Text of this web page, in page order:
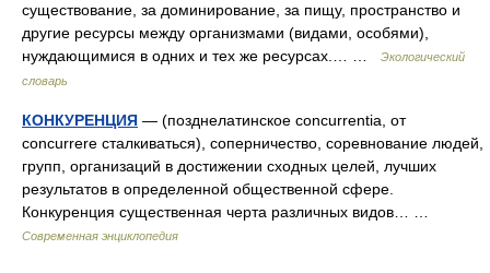
существование, за доминирование, за пищу, пространство и
другие ресурсы между организмами (видами, особями),
нуждающимися в одних и тех же ресурсах.… …
Экологический
словарь
КОНКУРЕНЦИЯ — (позднелатинское concurrentia, от
concurrere сталкиваться), соперничество, соревнование людей,
групп, организаций в достижении сходных целей, лучших
результатов в определенной общественной сфере.
Конкуренция существенная черта различных видов… …
Современная энциклопедия